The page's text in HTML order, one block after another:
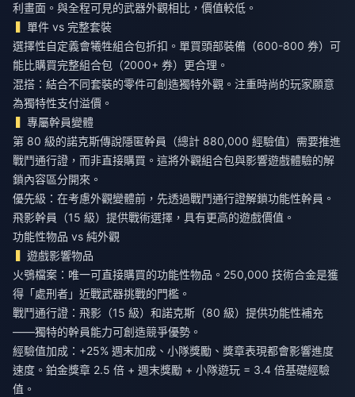
利畫面。與全程可見的武器外觀相比，價值較低。
單件 vs 完整套裝
選擇性自定義會犧牲組合包折扣。單買頭部裝備（600-800 券）可
能比購買完整組合包（2000+ 券）更合理。
混搭：結合不同套裝的零件可創造獨特外觀。注重時尚的玩家願意
為獨特性支付溢價。
專屬幹員變體
第 80 級的諾克斯傳說隱匿幹員（總計 880,000 經驗值）需要推進
戰鬥通行證，而非直接購買。這將外觀組合包與影響遊戲體驗的解
鎖內容區分開來。
優先級：在考慮外觀變體前，先透過戰鬥通行證解鎖功能性幹員。
飛影幹員（15 級）提供戰術選擇，具有更高的遊戲價值。
功能性物品 vs 純外觀
遊戲影響物品
火鴞檔案：唯一可直接購買的功能性物品。250,000 技術合金是獲
得「處刑者」近戰武器挑戰的門檻。
戰鬥通行證：飛影（15 級）和諾克斯（80 級）提供功能性補充
——獨特的幹員能力可創造競爭優勢。
經驗值加成：+25% 週末加成、小隊獎勵、獎章表現都會影響進度
速度。鉑金獎章 2.5 倍 + 週末獎勵 + 小隊遊玩 = 3.4 倍基礎經驗
值。